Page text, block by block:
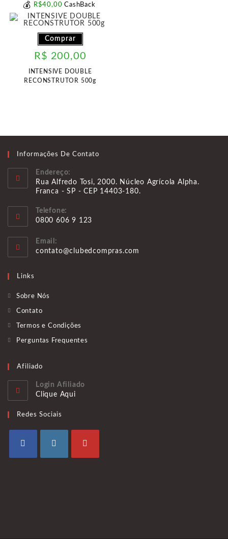
💰 R$40,00CashBack
Comprar
R$ 200,00
INTENSIVE DOUBLE
RECONSTRUTOR 500g
Informações De Contato
Endereço:
Rua Alfredo Tosi, 2000. Núcleo Agrícola Alpha.
Franca - SP - CEP 14403-180.
Telefone:
0800 606 9 123
em
Email:
contato@clubedcompras.com
Links
Sobre Nós
Contato
Termos e Condições
Perguntas Frequentes
Afiliado
Login Afiliado
Clique Aqui
Redes Sociais